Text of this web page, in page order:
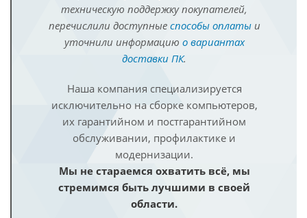
техническую поддержку покупателей,
перечислили доступные способы оплатыи
уточнили информацию о вариантах
доставки ПК.
Наша компания специализируется
исключительно на сборке компьютеров,
их гарантийном и постгарантийном
обслуживании, профилактике и
модернизации.
Мы не стараемся охватить всё, мы
стремимся быть лучшими в своей
области.